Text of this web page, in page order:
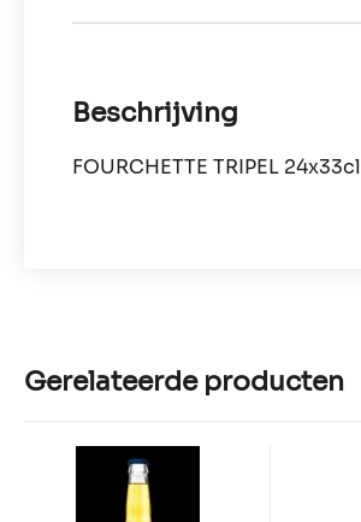
Beschrijving
FOURCHETTE TRIPEL 24x33cl
Gerelateerde producten